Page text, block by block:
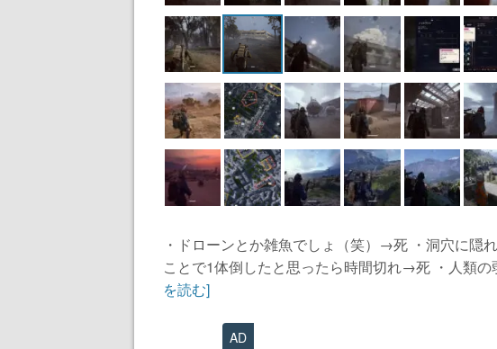
・ドローンとか雑魚でしょ（笑）→死 ・洞穴に隠
ことで1体倒したと思ったら時間切れ→死 ・人類
を読む]
AD